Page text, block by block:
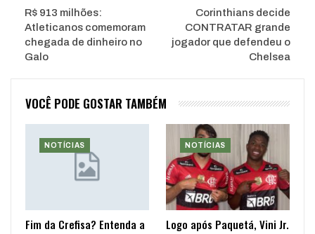
R$ 913 milhões:
Atleticanos comemoram
chegada de dinheiro no
Galo
Corinthians decide
CONTRATAR grande
jogador que defendeu o
Chelsea
VOCÊ PODE GOSTAR TAMBÉM
NOTÍCIAS
Fim da Crefisa? Entenda a
NOTÍCIAS
Logo após Paquetá, Vini Jr.